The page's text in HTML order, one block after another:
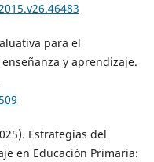
para el
y aprendizaje.
Estrategias del
en Educación Primaria: